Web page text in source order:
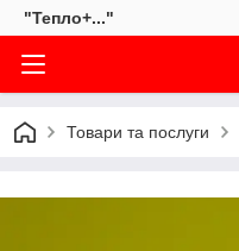
"Тепло+..."
Товари та послуги